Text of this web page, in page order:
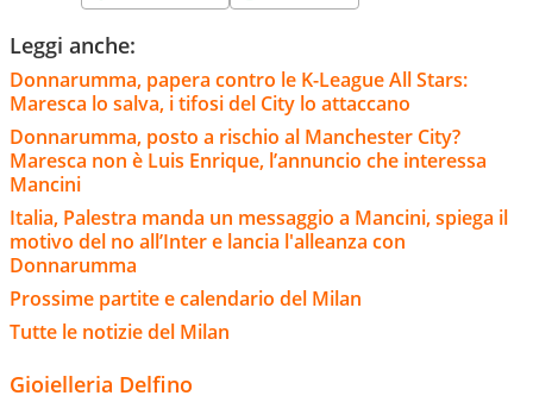
Leggi anche:
Donnarumma, papera contro le K-League All Stars:
Maresca lo salva, i tifosi del City lo attaccano
Donnarumma, posto a rischio al Manchester City?
Maresca non è Luis Enrique, l’annuncio che interessa
Mancini
Italia, Palestra manda un messaggio a Mancini, spiega il
motivo del no all’Inter e lancia l'alleanza con
Donnarumma
Prossime partite e calendario del Milan
Tutte le notizie del Milan
Gioielleria Delfino